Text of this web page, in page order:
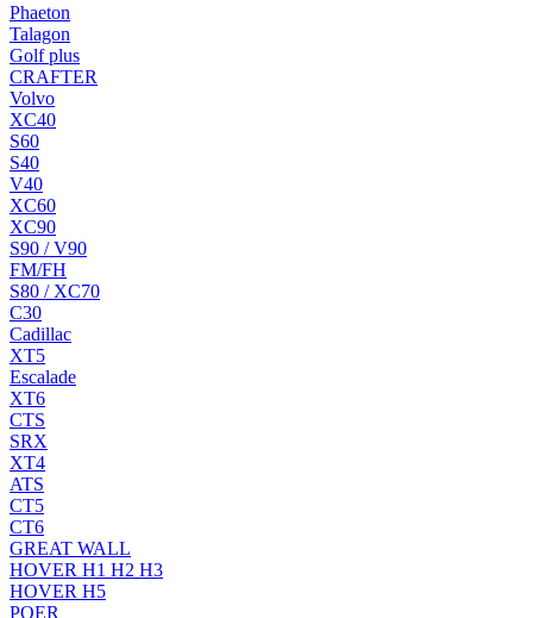
Phaeton
Talagon
Golf plus
CRAFTER
Volvo
XC40
S60
S40
V40
XC60
XC90
S90 / V90
FM/FH
S80 / XC70
C30
Cadillac
XT5
Escalade
XT6
CTS
SRX
XT4
ATS
CT5
CT6
GREAT WALL
HOVER H1 H2 H3
HOVER H5
POER